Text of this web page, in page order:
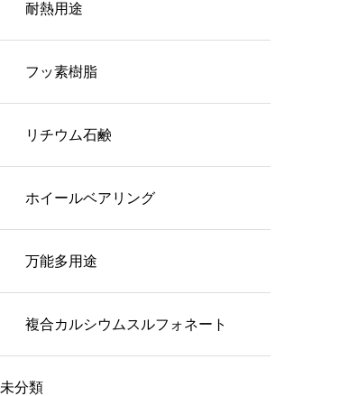
耐熱用途
フッ素樹脂
リチウム石鹸
ホイールベアリング
万能多用途
複合カルシウムスルフォネート
未分類